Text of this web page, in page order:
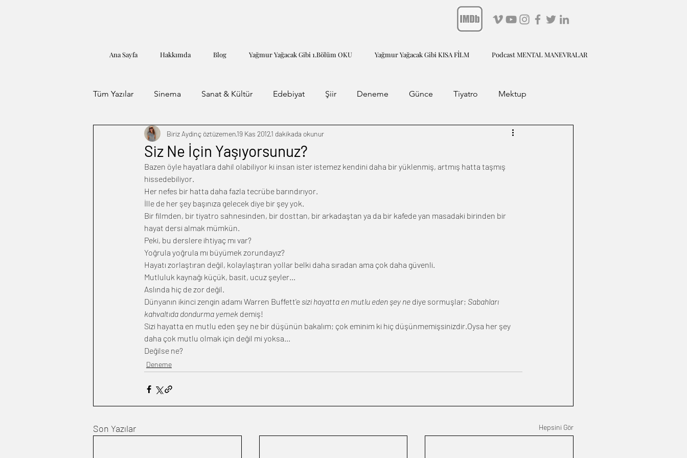
Ana Sayfa Hakkımda Blog Yağmur Yağacak Gibi 1.Bölüm OKU Yağmur Yağacak Gibi KISA FİLM Podcast MENTAL MANEVRALAR
Tüm Yazılar Sinema Sanat & Kültür Edebiyat Şiir Deneme Günce Tiyatro Mektup
Siz Ne İçin Yaşıyorsunuz?
Biriz Aydinç öztüzemen19 Kas 20121 dakikada okunur
Bazen öyle hayatlara dahil olabiliyor ki insan ister istemez kendini daha bir yüklenmiş, artmış hatta taşmış
hissedebiliyor.
Her nefes bir hatta daha fazla tecrübe barındırıyor.
İlle de her şey başınıza gelecek diye bir şey yok.
Bir filmden, bir tiyatro sahnesinden, bir dosttan, bir arkadaştan ya da bir kafede yan masadaki birinden bir
hayat dersi almak mümkün.
Peki, bu derslere ihtiyaç mı var?
Yoğrula yoğrula mı büyümek zorundayız?
Hayatı zorlaştıran değil, kolaylaştıran yollar belki daha sıradan ama çok daha güvenli.
Mutluluk kaynağı küçük, basit, ucuz şeyler...
Aslında hiç de zor değil.
Dünyanın ikinci zengin adamı Warren Buffett'e sizi hayatta en mutlu eden şey ne diye sormuşlar; Sabahları
kahvaltıda dondurma yemek demiş!
Sizi hayatta en mutlu eden şey ne bir düşünün bakalım; çok eminim ki hiç düşünmemişsinizdir.Oysa her şey
daha çok mutlu olmak için değil mi yoksa...
Değilse ne?
Deneme
Son Yazılar Hepsini Gör